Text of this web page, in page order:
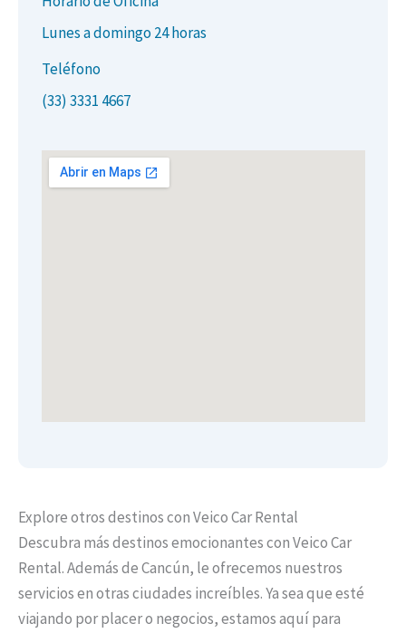
Lunes a domingo 24 horas
Teléfono
(33) 3331 4667
Explore otros destinos con Veico Car Rental
Descubra más destinos emocionantes con Veico Car
Rental. Además de Cancún, le ofrecemos nuestros
servicios en otras ciudades increíbles. Ya sea que esté
viajando por placer o negocios, estamos aquí para